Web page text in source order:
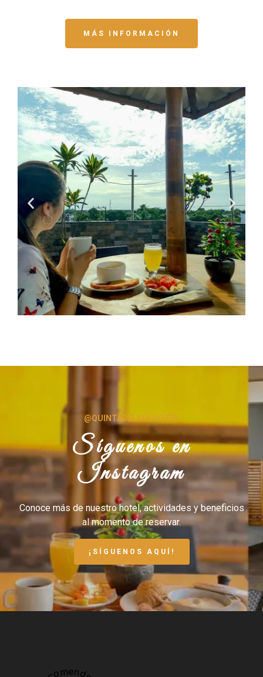
MÁS INFORMACIÓN
@QUINTADELSOLHOTEL
Síguenos en
Instagram
Conoce más de nuestro hotel, actividades y beneficios
al momento de reservar.
¡SÍGUENOS AQUÍ!